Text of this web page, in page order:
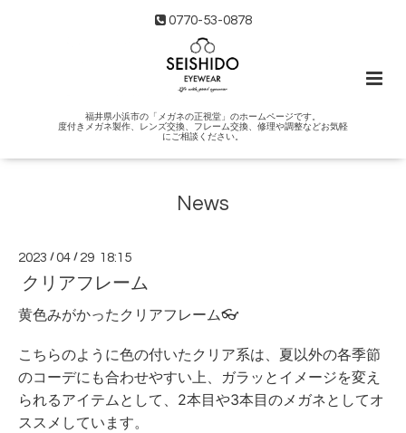
0770-53-0878
福井県小浜市の「メガネの正視堂」のホームページです。
度付きメガネ製作、レンズ交換、フレーム交換、修理や調整などお気軽
にご相談ください。
News
2023 /04 / 29 18:15
クリアフレーム
黄色みがかったクリアフレーム👓
こちらのように色の付いたクリア系は、夏以外の各季節
のコーデにも合わせやすい上、ガラッとイメージを変え
られるアイテムとして、2本目や3本目のメガネとしてオ
ススメしています。